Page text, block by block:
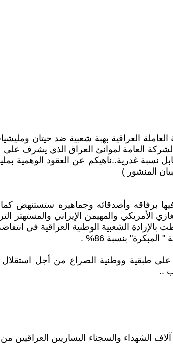
في عيد العمال العالمي الأول من أيار 2024 الطبقة العاملة
العامة لموانئ العراق الذي يشرف
نسبة غدرية..ناهيكم عن العقود الوهمية
المنشور )
برفاقه وأصدقائه وجماهيره ستستنهض
والمهيمن الإيراني والمستهتر
على طبقية ووطنية الصراع من أجل
..
الشهداء والسجناء اليساريين